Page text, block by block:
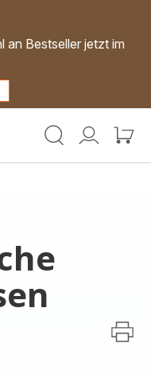
an Bestseller jetzt im
Mein
Mein